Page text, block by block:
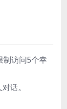
制访问5个幸
话。